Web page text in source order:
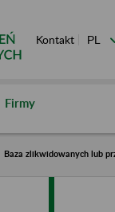
Kontakt
Firmy
Baza zlikwidowanych lub